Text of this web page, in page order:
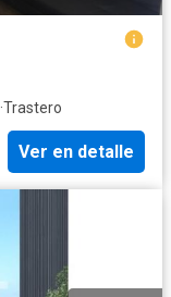
·Trastero
Ver en detalle